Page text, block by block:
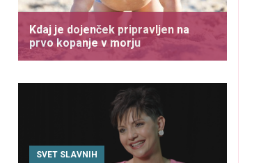
Kdaj je dojenček pripravljen na
prvo kopanje v morju
SVET SLAVNIH